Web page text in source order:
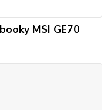
MSI GE70